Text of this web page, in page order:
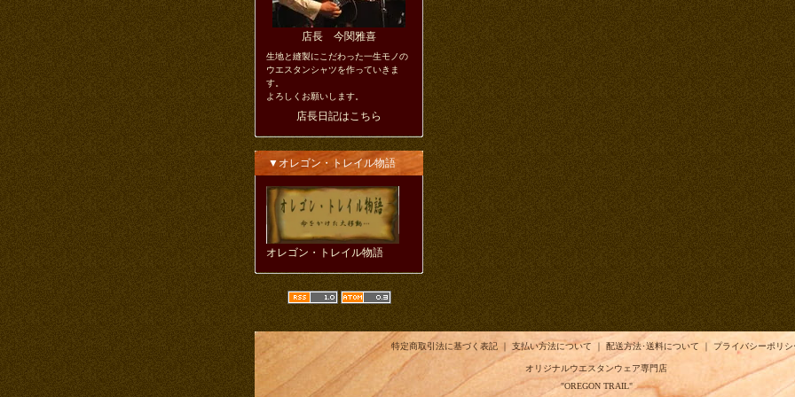
店長 今関雅喜
生地と縫製にこだわった一生モノの
ウエスタンシャツを作っていきま
す。
よろしくお願いします。
店長日記はこちら
▼オレゴン・トレイル物語
オレゴン・トレイル物語
特定商取引法に基づく表記｜ 支払い方法について ｜ 配送方法･送料について ｜ プライバシーポリシ
オリジナルウエスタンウェア専門店
"OREGON TRAIL"